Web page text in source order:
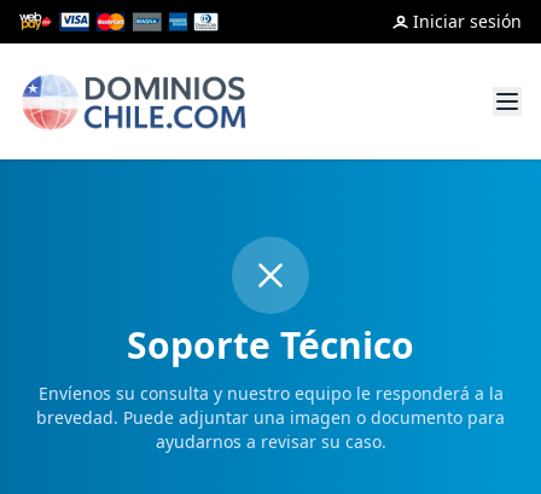
Iniciar sesión
Soporte Técnico
Envíenos su consulta y nuestro equipo le responderá a la
brevedad. Puede adjuntar una imagen o documento para
ayudarnos a revisar su caso.